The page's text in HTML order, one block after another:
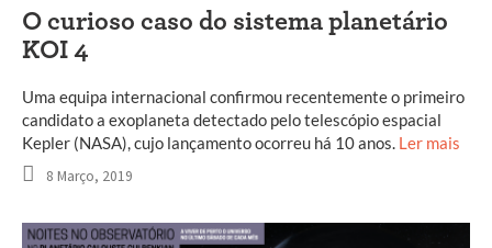
O curioso caso do sistema planetário
KOI 4
Uma equipa internacional confirmou recentemente o primeiro
candidato a exoplaneta detectado pelo telescópio espacial
Kepler (NASA), cujo lançamento ocorreu há 10 anos. Ler mais
8 Março, 2019